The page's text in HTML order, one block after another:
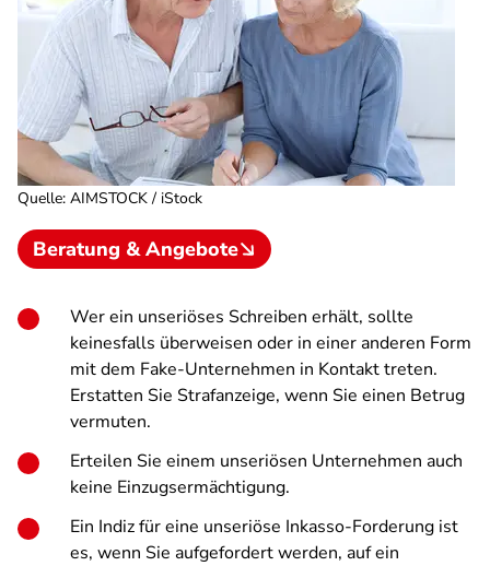
Quelle: AIMSTOCK / iStock
Beratung & Angebote
Wer ein unseriöses Schreiben erhält, sollte
keinesfalls überweisen oder in einer anderen Form
mit dem Fake-Unternehmen in Kontakt treten.
Erstatten Sie Strafanzeige, wenn Sie einen Betrug
vermuten.
Erteilen Sie einem unseriösen Unternehmen auch
keine Einzugsermächtigung.
Ein Indiz für eine unseriöse Inkasso-Forderung ist
es, wenn Sie aufgefordert werden, auf ein